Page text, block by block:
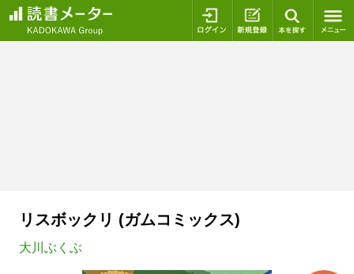
ログイン 新規登録
リスボックリ (ガムコミックス)
大川ぶくぶ